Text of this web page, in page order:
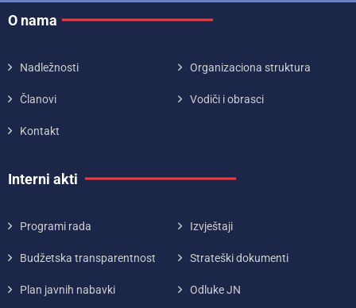
O nama
Nadležnosti Organizaciona struktura
Članovi Vodiči i obrasci
Kontakt
Interni akti
Programi rada Izvještaji
Budžetska transparentnost Strateški dokumenti
Plan javnih nabavki Odluke JN